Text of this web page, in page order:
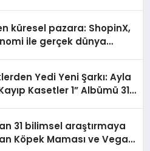
küresel pazara: ShopinX,
ile gerçek dünya
Yedi Yeni Şarkı: Ayla
Kasetler 1” Albümü 31
31 bilimsel araştırmaya
Köpek Maması ve Vegan